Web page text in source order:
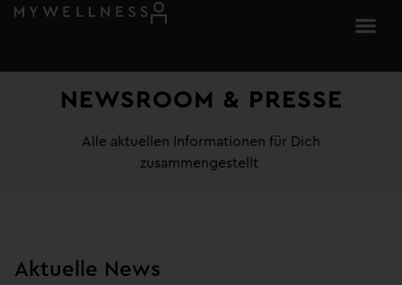
NEWSROOM & PRESSE
Alle aktuellen Informationen für Dich
zusammengestellt
Aktuelle News